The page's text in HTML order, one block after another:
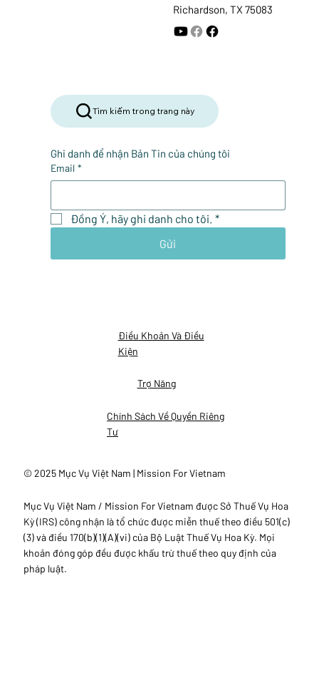
Điều Khoản Và Điều
Kiện
Trợ Năng
Chính Sách Về Quyền Riêng
Tư
© 2025 Mục Vụ Việt Nam | Mission For Vietnam
Mục Vụ Việt Nam / Mission For Vietnam được Sở Thuế Vụ Hoa
Kỳ (IRS) công nhận là tổ chức được miễn thuế theo điều 501(c)
(3) và điều 170(b)(1)(A)(vi) của Bộ Luật Thuế Vụ Hoa Kỳ. Mọi
khoản đóng góp đều được khấu trừ thuế theo quy định của
pháp luật.
Tìm kiếm trong trang này
Ghi danh để nhận Bản Tin của chúng tôi
Email *
Đồng Ý, hãy ghi danh cho tôi. *
Gửi
Richardson, TX 75083